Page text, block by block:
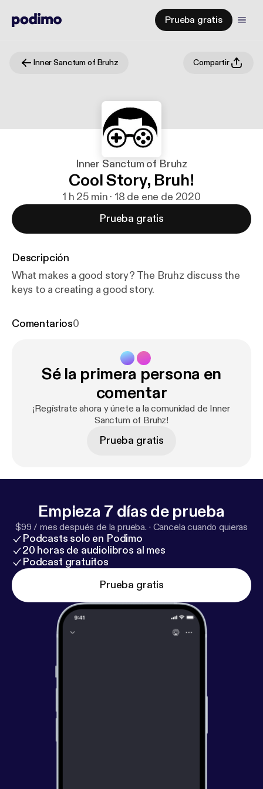
Prueba gratis
Inner Sanctum of Bruhz Compartir
Inner Sanctum of Bruhz
Cool Story, Bruh!
1 h 25 min · 18 de ene de 2020
Prueba gratis
Descripción
What makes a good story? The Bruhz discuss the
keys to a creating a good story.
Comentarios0
Sé la primera persona en
comentar
¡Regístrate ahora y únete a la comunidad de Inner
Sanctum of Bruhz!
Prueba gratis
Empieza 7 días de prueba
$99 / mes después de la prueba. · Cancela cuando quieras
Podcasts solo en Podimo
20 horas de audiolibros al mes
Podcast gratuitos
Prueba gratis